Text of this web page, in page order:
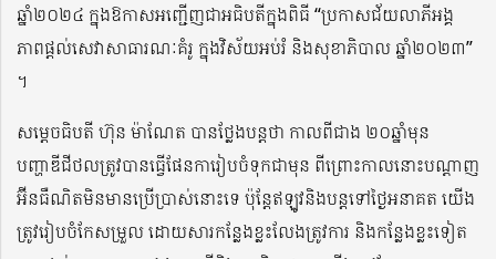
ឆ្នាំ២០២៤ ក្នុងឱកាសអញ្ជើញជាអធិបតីក្នុងពិធី “ប្រកាសជ័យលាភីអង្គ
ភាពផ្ដល់សេវាសាធារណៈគំរូ ក្នុងវិស័យអប់រំ និងសុខាភិបាល ឆ្នាំ២០២៣”
។
សម្តេចធិបតី ហ៊ុន ម៉ាណែត បានថ្លែងបន្តថា កាលពីជាង ២០ឆ្នាំមុន
បញ្ហាឌីជីថលត្រូវបានធ្វើផែនការៀបចំទុកជាមុន ពីព្រោះកាលនោះបណ្ដាញ
អ៊ីនធឺណិតមិនមានប្រើប្រាស់នោះទេ ប៉ុន្តែឥឡូវនិងបន្តទៅថ្ងៃអនាគត យើង
ត្រូវរៀបចំកែសម្រួល ដោយសារកន្លែងខ្លះលែងត្រូវការ និងកន្លែងខ្លះទៀត